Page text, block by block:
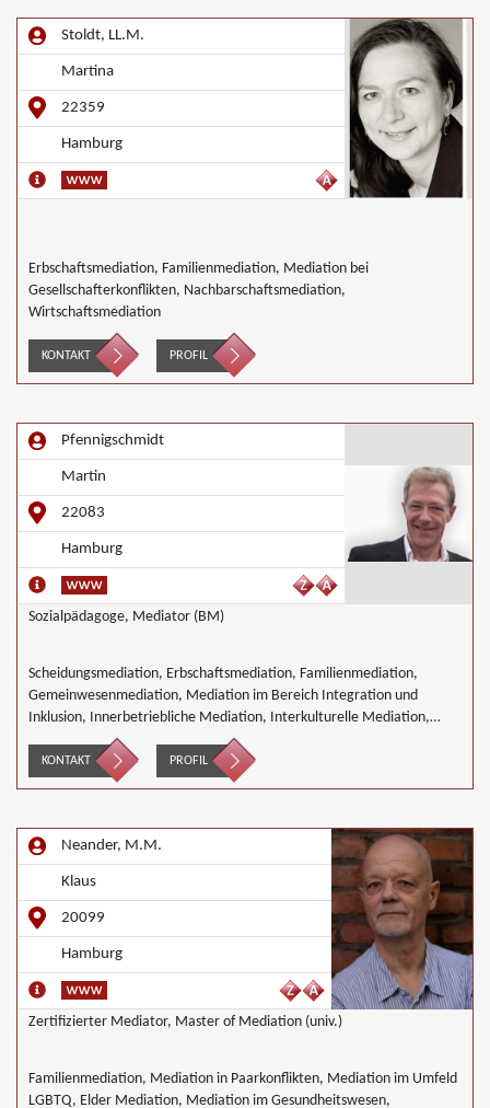
Stoldt, LL.M.
Martina
22359
Hamburg
Erbschaftsmediation, Familienmediation, Mediation bei
Gesellschafterkonflikten, Nachbarschaftsmediation,
Wirtschaftsmediation
KONTAKT PROFIL
Pfennigschmidt
Martin
22083
Hamburg
Sozialpädagoge, Mediator (BM)
Scheidungsmediation, Erbschaftsmediation, Familienmediation,
Gemeinwesenmediation, Mediation im Bereich Integration und
Inklusion, Innerbetriebliche Mediation, Interkulturelle Mediation,
Mediation in IT- Software- Outsourcing-Konflikten, Mediation von
Generationskonflikten, Mediation bei Gesellschafterkonflikten,
Mediation im öffentlichen Bereich, Mediation bei Team- und
Nachbarschaftsmediation, Schulmediation, Täter/Opfer Ausgleich,
Wirtschaftsmediation
KONTAKT PROFIL
Neander, M.M.
Klaus
20099
Hamburg
Zertifizierter Mediator, Master of Mediation (univ.)
Familienmediation, Mediation in Paarkonflikten, Mediation im Umfeld
LGBTQ, Elder Mediation, Mediation im Gesundheitswesen,